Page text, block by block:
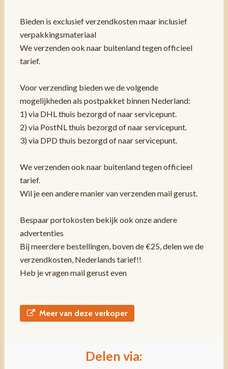
Bieden is exclusief verzendkosten maar inclusief
verpakkingsmateriaal
We verzenden ook naar buitenland tegen officieel
tarief.
Voor verzending bieden we de volgende
mogelijkheden als postpakket binnen Nederland:
1) via DHL thuis bezorgd of naar servicepunt.
2) via PostNL thuis bezorgd of naar servicepunt.
3) via DPD thuis bezorgd of naar servicepunt.
We verzenden ook naar buitenland tegen officieel
tarief.
Wil je een andere manier van verzenden mail gerust.
Bespaar portokosten bekijk ook onze andere
advertenties
Bij meerdere bestellingen, boven de €25, delen we de
verzendkosten, Nederlands tarief!!
Heb je vragen mail gerust even
Meer van deze verkoper
Delen via: